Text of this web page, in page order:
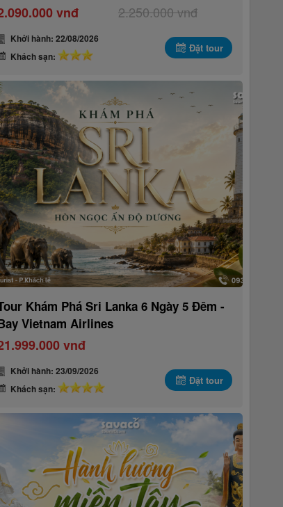
vnđ 2.250.000 vnđ
Khởi hành: 22/08/2026
Khách sạn:
Đặt tour
Khám Phá Sri Lanka 6 Ngày 5 Đêm -
Vietnam Airlines
vnđ
Khởi hành: 23/09/2026
Khách sạn:
Đặt tour